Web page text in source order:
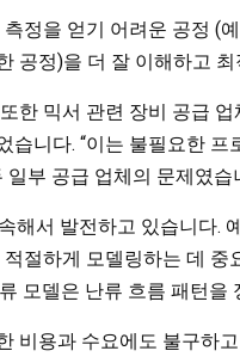
정을 얻기 어려운 공정 (
공정)을 더 잘 이해하고
한 믹서 관련 장비 공급
습니다. “이는 불필요한
일부 공급 업체의 문제였습
해서 발전하고 있습니다.
절하게 모델링하는 데
모델은 난류 흐름 패턴
비용과 수요에도 불구하